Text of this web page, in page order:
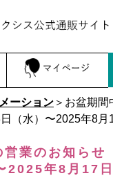
ーション＞お盆期間
（水）〜2025年8月
営業のお知らせ
2025年8月17日